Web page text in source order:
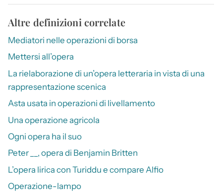
Altre definizioni correlate
Mediatori nelle operazioni di borsa
Mettersi all’opera
La rielaborazione di un’opera letteraria in vista di una
rappresentazione scenica
Asta usata in operazioni di livellamento
Una operazione agricola
Ogni opera ha il suo
Peter __, opera di Benjamin Britten
L’opera lirica con Turiddu e compare Alfio
Operazione-lampo